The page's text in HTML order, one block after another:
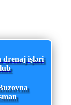
drenaj işləri